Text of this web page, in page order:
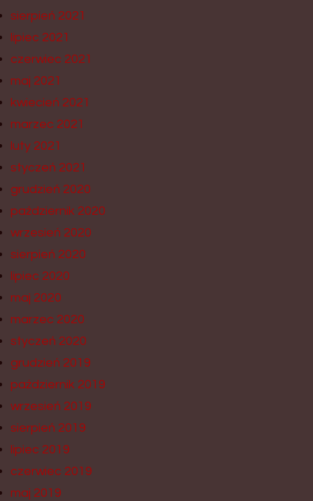
sierpień 2021
lipiec 2021
czerwiec 2021
maj 2021
kwiecień 2021
marzec 2021
luty 2021
styczeń 2021
grudzień 2020
październik 2020
wrzesień 2020
sierpień 2020
lipiec 2020
maj 2020
marzec 2020
styczeń 2020
grudzień 2019
październik 2019
wrzesień 2019
sierpień 2019
lipiec 2019
czerwiec 2019
maj 2019